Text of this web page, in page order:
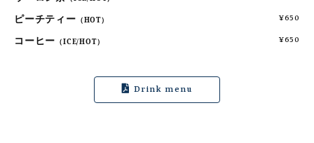
ピーチティー （HOT） ¥650
コーヒー （ICE/HOT） ¥650
Drink menu